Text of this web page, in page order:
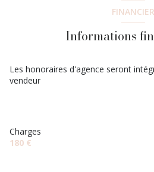
FINANCIER
Informations
Les honoraires d'agence seront
vendeur
Charges
180 €